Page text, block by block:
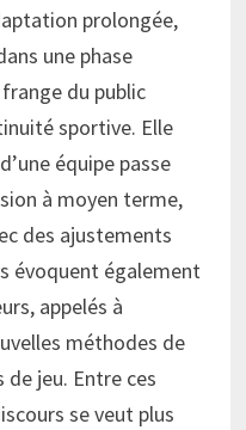
prolongée,
une phase
du public
sportive. Elle
équipe passe
à moyen terme,
des ajustements
évoquent également
appelés à
méthodes de
jeu. Entre ces
se veut plus